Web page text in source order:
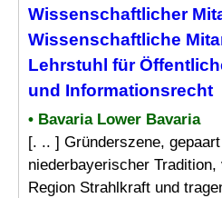
Wissenschaftlicher
Wissenschaftliche
Lehrstuhl für
und Informationsrecht
• Bavaria Lower Bavaria
[. .. ] Gründerszene,
niederbayerischer
Region Strahlkraft und